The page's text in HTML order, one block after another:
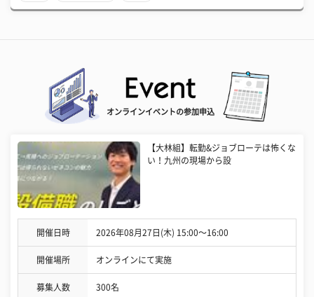
オンラインイベントの参加申込
【大林組】転勤&ジョブローテは怖くな
い！九州の現場から設
開催日時 2026年08月27日(木) 15:00〜16:00
開催場所 オンラインにて実施
募集人数 300名